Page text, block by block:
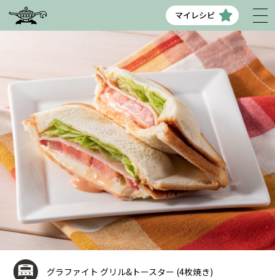
マイレシピ
グラファイト グリル&トースター (4枚焼き)